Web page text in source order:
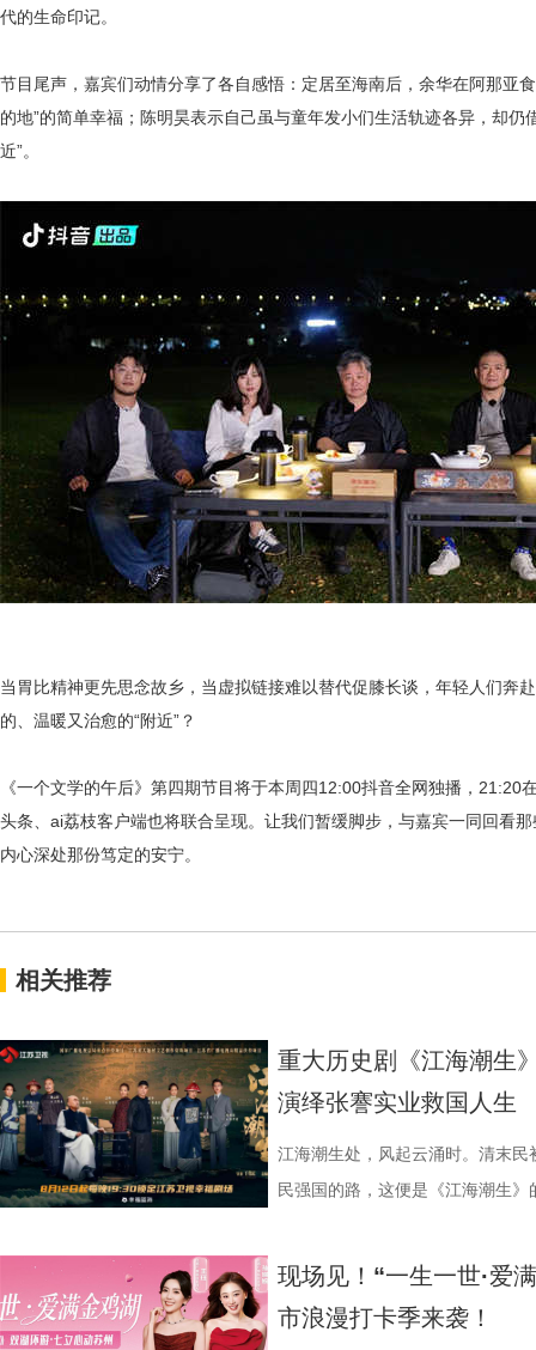
代的生命印记。
节目尾声，嘉宾们动情分享了各自感悟：定居至海南后，余华在阿那亚
的地”的简单幸福；陈明昊表示自己虽与童年发小们生活轨迹各异，却仍
近”。
当胃比精神更先思念故乡，当虚拟链接难以替代促膝长谈，年轻人们奔
的、温暖又治愈的“附近”？
《一个文学的午后》第四期节目将于本周四12:00抖音全网独播，21:20
头条、ai荔枝客户端也将联合呈现。让我们暂缓脚步，与嘉宾一同回看
内心深处那份笃定的安宁。
相关推荐
重大历史剧《江海潮生
演绎张謇实业救国人生
江海潮生处，风起云涌时。清末
民强国的路，这便是《江海潮生
材文艺创作资助项目、 江苏省广
份有限公司、中共南通市委宣传
现场见！“一生一世·爱
市浪漫打卡季来袭！